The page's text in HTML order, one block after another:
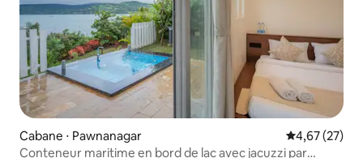
Cabane ⋅ Pawnanagar Évaluation
4,67 (27)
Conteneur maritime en bord de lac avec jacuzzi par